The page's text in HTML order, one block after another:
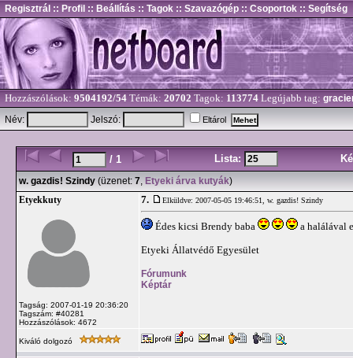
Regisztrál :: Profil :: Beállítás :: Tagok :: Szavazógép :: Csoportok :: Segítség
Hozzászólások: 9504192/54 Témák: 20702 Tagok: 113774 Legújabb tag:
Név:
Jelszó: Eltárol
/ 1 Lista:
w. gazdis! Szindy (üzenet: 7, Etyeki árva kutyák)
Etyekkuty
Tagság: 2007-01-19 20:36:20
Tagszám: #40281
Hozzászólások: 4672
7. Elküldve: 2007-05-05 19:46:51, w. gazdis! Szindy
Édes kicsi Brendy baba a halálával
Etyeki Állatvédő Egyesület
Fórumunk
Képtár
Kiváló dolgozó